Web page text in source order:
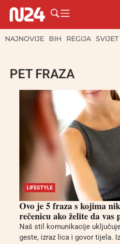
NAJNOVIJE BIH REGIJA SVIJET
PET FRAZA
LIFESTYLE
Ovo je 5 fraza s kojima
rečenicu ako želite da vas
Naš stil komunikacije
geste, izraz lica i govor tijela.